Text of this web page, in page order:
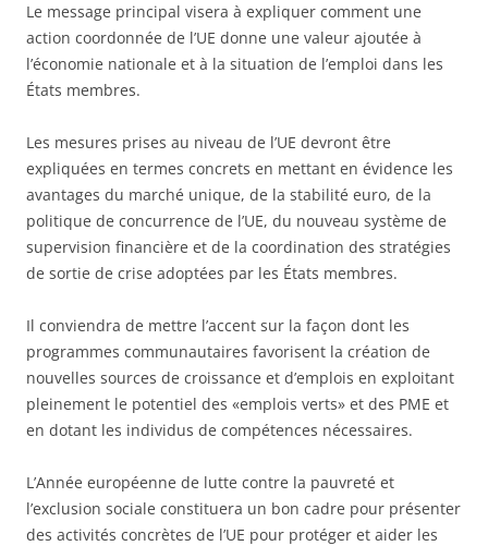
Le message principal visera à expliquer comment une
action coordonnée de l’UE donne une valeur ajoutée à
l’économie nationale et à la situation de l’emploi dans les
États membres.
Les mesures prises au niveau de l’UE devront être
expliquées en termes concrets en mettant en évidence les
avantages du marché unique, de la stabilité euro, de la
politique de concurrence de l’UE, du nouveau système de
supervision financière et de la coordination des stratégies
de sortie de crise adoptées par les États membres.
Il conviendra de mettre l’accent sur la façon dont les
programmes communautaires favorisent la création de
nouvelles sources de croissance et d’emplois en exploitant
pleinement le potentiel des «emplois verts» et des PME et
en dotant les individus de compétences nécessaires.
L’Année européenne de lutte contre la pauvreté et
l’exclusion sociale constituera un bon cadre pour présenter
des activités concrètes de l’UE pour protéger et aider les